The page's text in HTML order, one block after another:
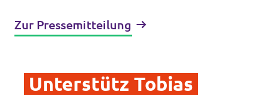
Zur Pressemitteilung
Unterstütz Tobias